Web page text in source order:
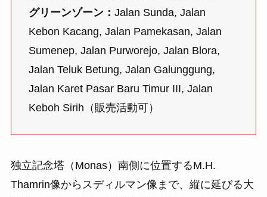
グリーンゾーン： Jalan Sunda, Jalan
Kebon Kacang, Jalan Pamekasan, Jalan
Sumenep, Jalan Purworejo, Jalan Blora,
Jalan Teluk Betung, Jalan Galunggung,
Jalan Karet Pasar Baru Timur III, Jalan
Keboh Sirih（販売活動可）
独立記念塔（Monas）南側に位置するM.H.
Thamrin像からスディルマン像まで、縦に延びる大